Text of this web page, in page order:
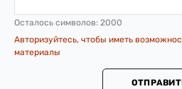
Осталось символов: 2000
Авторизуйтесь, чтобы иметь
материалы